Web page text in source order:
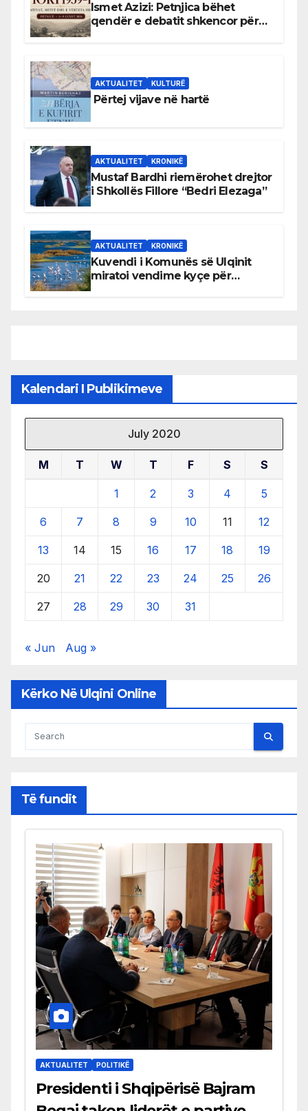
Ismet Azizi: Petnjica bëhet
qendër e debatit shkencor për
AKTUALITET KULTURË
Përtej vijave në hartë
AKTUALITET KRONIKË
Mustaf Bardhi riemërohet drejtor
i Shkollës Fillore “Bedri Elezaga”
AKTUALITET KRONIKË
Kuvendi i Komunës së Ulqinit
miratoi vendime kyçe për
Kalendari I Publikimeve
July 2020
M T W T F S S
1 2 3 4 5
6 7 8 9 10 11 12
13 14 15 16 17 18 19
20 21 22 23 24 25 26
27 28 29 30 31
« Jun Aug »
Kërko Në Ulqini Online
Të fundit
AKTUALITET POLITIKË
Presidenti i Shqipërisë Bajram